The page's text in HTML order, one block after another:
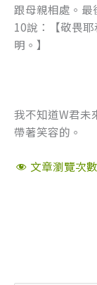
跟母親相處。最
10說：【敬畏
明。】
我不知道W君未
帶著笑容的。
文章瀏覽次